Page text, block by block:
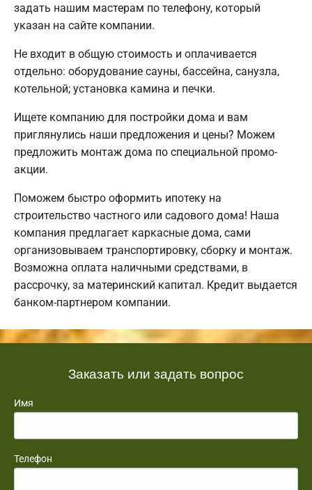
задать нашим мастерам по телефону, который
указан на сайте компании.
Не входит в общую стоимость и оплачивается
отдельно: оборудование сауны, бассейна, санузла,
котельной; установка камина и печки.
Ищете компанию для постройки дома и вам
приглянулись наши предложения и цены? Можем
предложить монтаж дома по специальной промо-
акции.
Поможем быстро оформить ипотеку на
строительство частного или садового дома! Наша
компания предлагает каркасные дома, сами
организовываем транспортировку, сборку и монтаж.
Возможна оплата наличными средствами, в
рассрочку, за материнский капитал. Кредит выдается
банком-партнером компании.
Заказать или задать вопрос
Имя
Телефон